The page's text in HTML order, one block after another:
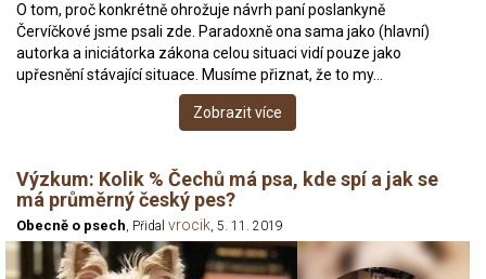
O tom, proč konkrétně ohrožuje návrh paní poslankyně
Červíčkové jsme psali zde. Paradoxně ona sama jako (hlavní)
autorka a iniciátorka zákona celou situaci vidí pouze jako
upřesnění stávající situace. Musíme přiznat, že to my…
Zobrazit více
Výzkum: Kolik % Čechů má psa, kde spí a jak se
má průměrný český pes?
Obecně o psech, Přidal vrocik, 5. 11. 2019